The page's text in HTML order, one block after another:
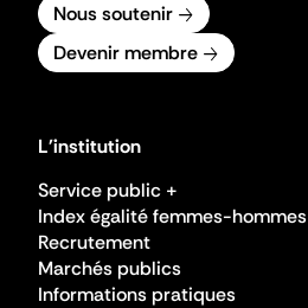
Nous soutenir
Devenir membre
L'institution
Service public +
Index égalité femmes-hommes
Recrutement
Marchés publics
Informations pratiques